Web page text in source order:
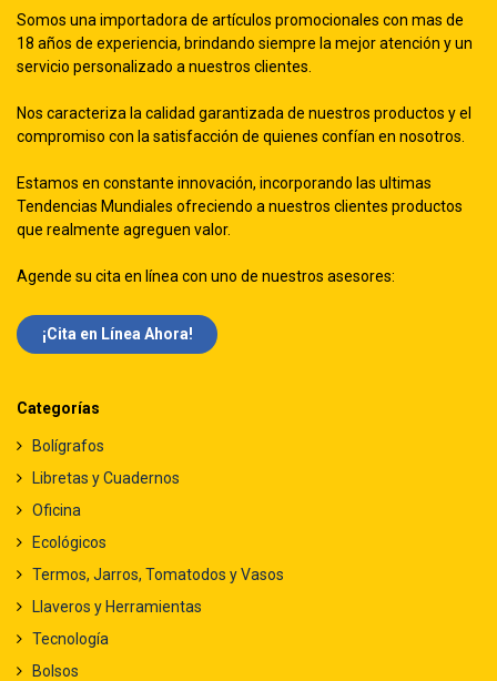
Somos una importadora de artículos promocionales con mas de
18 años de experiencia, brindando siempre la mejor atención y un
servicio personalizado a nuestros clientes.
Nos caracteriza la calidad garantizada de nuestros productos y el
compromiso con la satisfacción de quienes confían en nosotros.
Estamos en constante innovación, incorporando las ultimas
Tendencias Mundiales ofreciendo a nuestros clientes productos
que realmente agreguen valor.
Agende su cita en línea con uno de nuestros asesores:
¡Cita en Línea Ah​​ora!
Categorías
Bolígrafos
Libretas y Cuadernos
Oficina
Ecológicos
Termos, Jarros, Tomatodos y Vasos
Llaveros y Herramientas
Tecnología
Bolsos